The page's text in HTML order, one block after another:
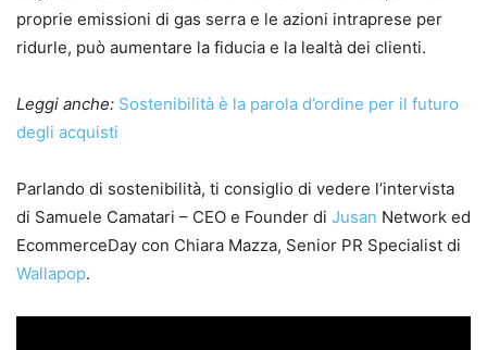
proprie emissioni di gas serra e le azioni intraprese per
ridurle, può aumentare la fiducia e la lealtà dei clienti.
Leggi anche: Sostenibilità è la parola d’ordine per il futuro
degli acquisti
Parlando di sostenibilità, ti consiglio di vedere l’intervista
di Samuele Camatari – CEO e Founder di Jusan Network ed
EcommerceDay con Chiara Mazza, Senior PR Specialist di
Wallapop.